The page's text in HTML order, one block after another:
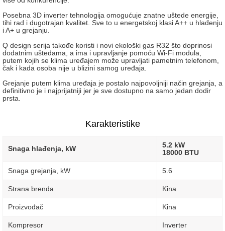
Posebna 3D inverter tehnologija omogućuje znatne uštede energije,
tihi rad i dugotrajan kvalitet. Sve to u energetskoj klasi A++ u hlađenju
i A+ u grejanju.
Q design serija takođe koristi i novi ekološki gas R32 što doprinosi
dodatnim uštedama, a ima i upravljanje pomoću Wi-Fi modula,
putem kojih se klima uređajem može upravljati pametnim telefonom,
čak i kada osoba nije u blizini samog uređaja.
Grejanje putem klima uređaja je postalo najpovoljniji način grejanja, a
definitivno je i najprijatniji jer je sve dostupno na samo jedan dodir
prsta.
Karakteristike
Snaga hlađenja, kW
5.2 kW
18000 BTU
Snaga grejanja, kW 5.6
Strana brenda Kina
Proizvođač Kina
Kompresor Inverter